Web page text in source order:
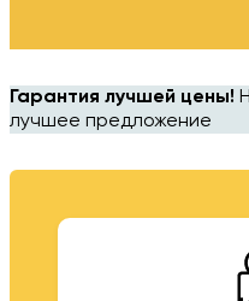
Гарантия лучшей цены!
лучшее предложение